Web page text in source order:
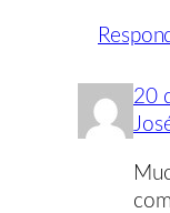
20